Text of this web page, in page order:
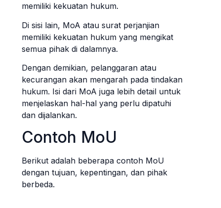
memiliki kekuatan hukum.
Di sisi lain, MoA atau surat perjanjian
memiliki kekuatan hukum yang mengikat
semua pihak di dalamnya.
Dengan demikian, pelanggaran atau
kecurangan akan mengarah pada tindakan
hukum. Isi dari MoA juga lebih detail untuk
menjelaskan hal-hal yang perlu dipatuhi
dan dijalankan.
Contoh MoU
Berikut adalah beberapa contoh MoU
dengan tujuan, kepentingan, dan pihak
berbeda.